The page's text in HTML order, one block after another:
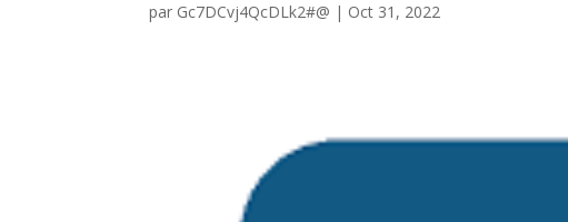
par Gc7DCvj4QcDLk2#@ | Oct 31, 2022